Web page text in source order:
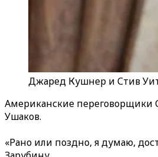
Джаред Кушнер и Стив
Американские
Ушаков.
«Рано или поздно, я думаю,